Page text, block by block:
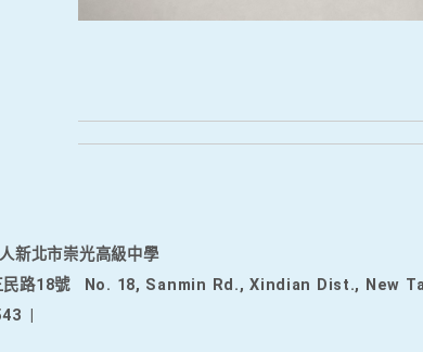
新北市崇光高級中學
路18號
No. 18, Sanmin Rd., Xindian Dist., New